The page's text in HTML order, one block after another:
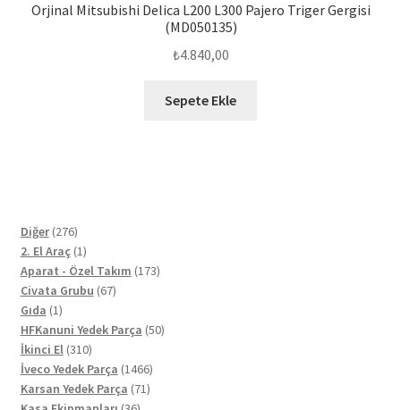
Orjinal Mitsubishi Delica L200 L300 Pajero Triger Gergisi
(MD050135)
₺4.840,00
Sepete Ekle
Diğer 276276
ürün
2. El Araç 11
ürün
Aparat - Özel Takım 173173
Civata Grubu 6767
Gıda 11
ürün
HFKanuni Yedek Parça 5050
İkinci El 310310
ürün
İveco Yedek Parça 14661466
ürün
Karsan Yedek Parça 7171